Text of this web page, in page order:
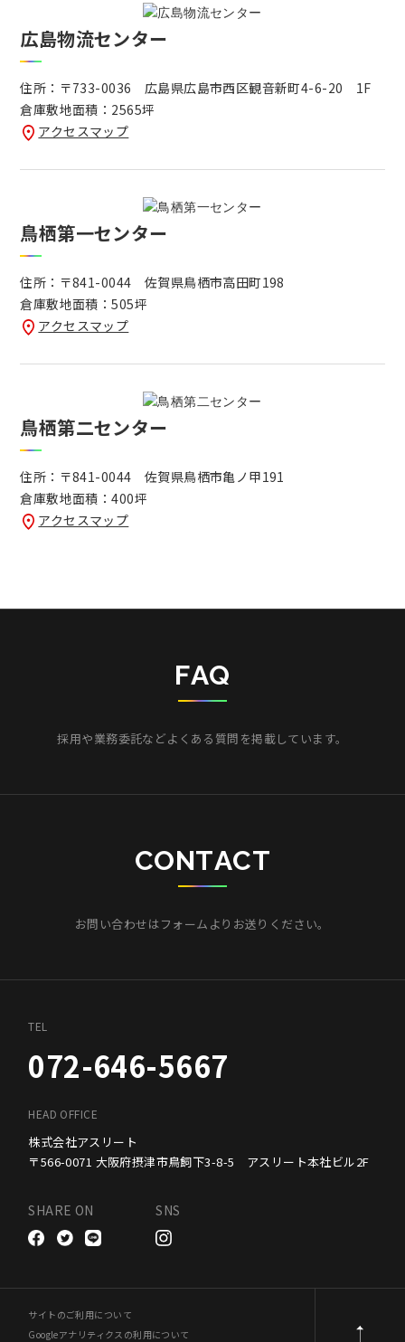
広島物流センター
住所：〒733-0036 広島県広島市西区観音新町4-6-20 1F
倉庫敷地面積：2565坪
アクセスマップ
鳥栖第一センター
住所：〒841-0044 佐賀県鳥栖市高田町198
倉庫敷地面積：505坪
アクセスマップ
鳥栖第二センター
住所：〒841-0044 佐賀県鳥栖市亀ノ甲191
倉庫敷地面積：400坪
アクセスマップ
FAQ
採用や業務委託などよくある質問を掲載しています。
CONTACT
お問い合わせはフォームよりお送りください。
TEL
072-646-5667
HEAD OFFICE
株式会社アスリート
〒566-0071 大阪府摂津市鳥飼下3-8-5 アスリート本社ビル2F
SHARE ON SNS
サイトのご利用について
Googleアナリティクスの利用について